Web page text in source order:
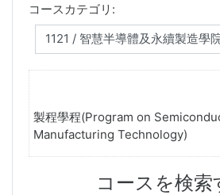
コースカテゴリ:
製程學程(Program on
Manufacturing Technology)
コースを検索